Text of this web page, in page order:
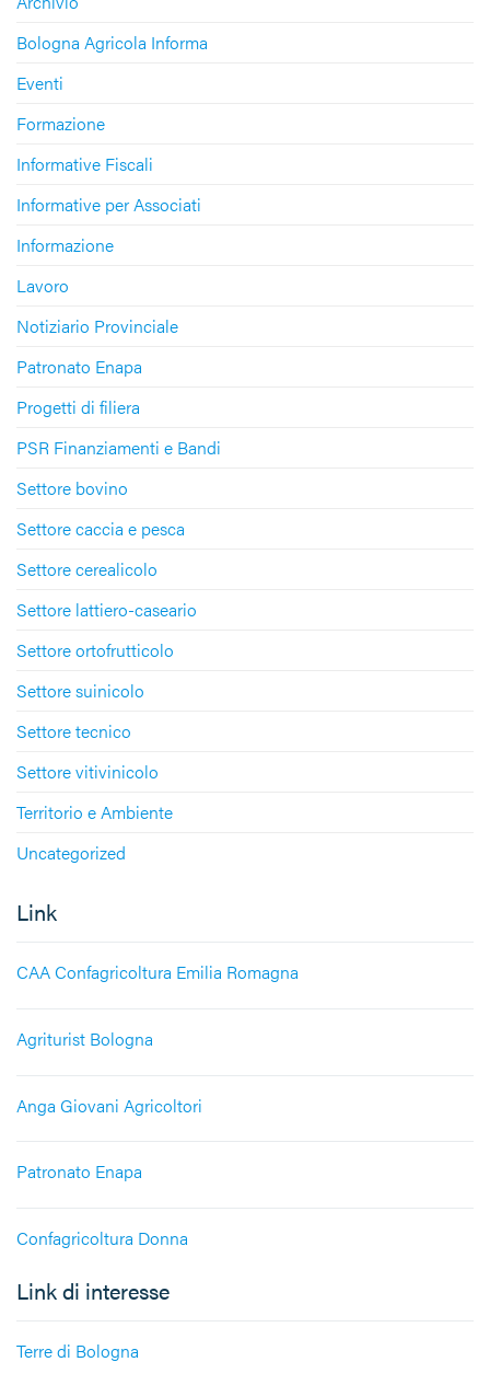
Bologna Agricola Informa
Eventi
Formazione
Informative Fiscali
Informative per Associati
Informazione
Lavoro
Notiziario Provinciale
Patronato Enapa
Progetti di filiera
PSR Finanziamenti e Bandi
Settore bovino
Settore caccia e pesca
Settore cerealicolo
Settore lattiero-caseario
Settore ortofrutticolo
Settore suinicolo
Settore tecnico
Settore vitivinicolo
Territorio e Ambiente
Uncategorized
Link
CAA Confagricoltura Emilia Romagna
Agriturist Bologna
Anga Giovani Agricoltori
Patronato Enapa
Confagricoltura Donna
Link di interesse
Terre di Bologna